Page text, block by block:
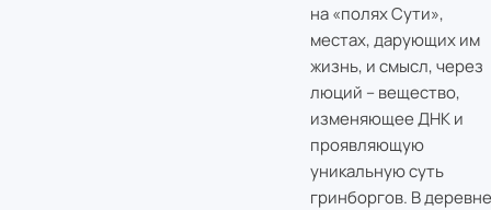
на «полях Сути»,
местах, дарующих им
жизнь, и смысл, через
люций – вещество,
изменяющее ДНК и
проявляющую
уникальную суть
гринборгов. В деревне